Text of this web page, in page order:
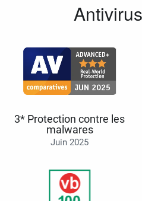
3* Protection contre les
malwares
Juin 2025